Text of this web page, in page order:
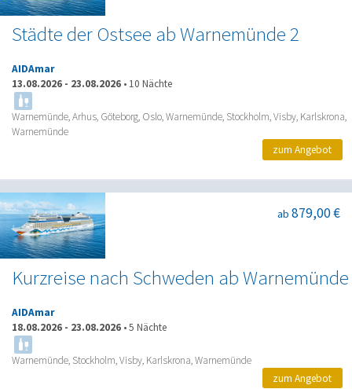
Städte der Ostsee ab Warnemünde 2
AIDAmar
13.08.2026 - 23.08.2026 • 10 Nächte
Warnemünde, Arhus, Göteborg, Oslo, Warnemünde, Stockholm, Visby, Karlskrona,
Warnemünde
zum Angebot
Kurzreise nach Schweden ab Warnemünde
ab 879,00 €
AIDAmar
18.08.2026 - 23.08.2026 •5 Nächte
Warnemünde, Stockholm, Visby, Karlskrona, Warnemünde
zum Angebot